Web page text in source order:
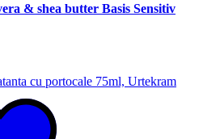
& shea butter Basis Sensitiv